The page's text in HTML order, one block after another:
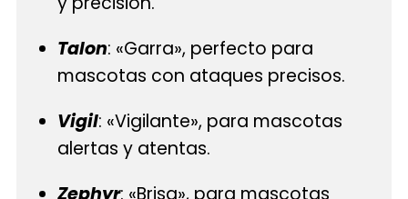
Talon: «Garra», perfecto para
mascotas con ataques precisos.
Vigil: «Vigilante», para mascotas
alertas y atentas.